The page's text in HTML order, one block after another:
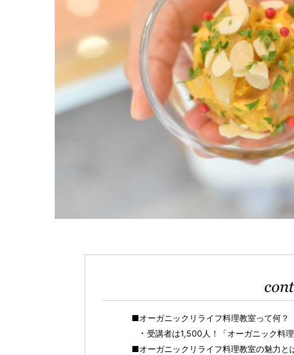
■オーガニックリライフ料理教室って何？
受講者は1,500人！「オーガニック料
■オーガニックリライフ料理教室の魅力と